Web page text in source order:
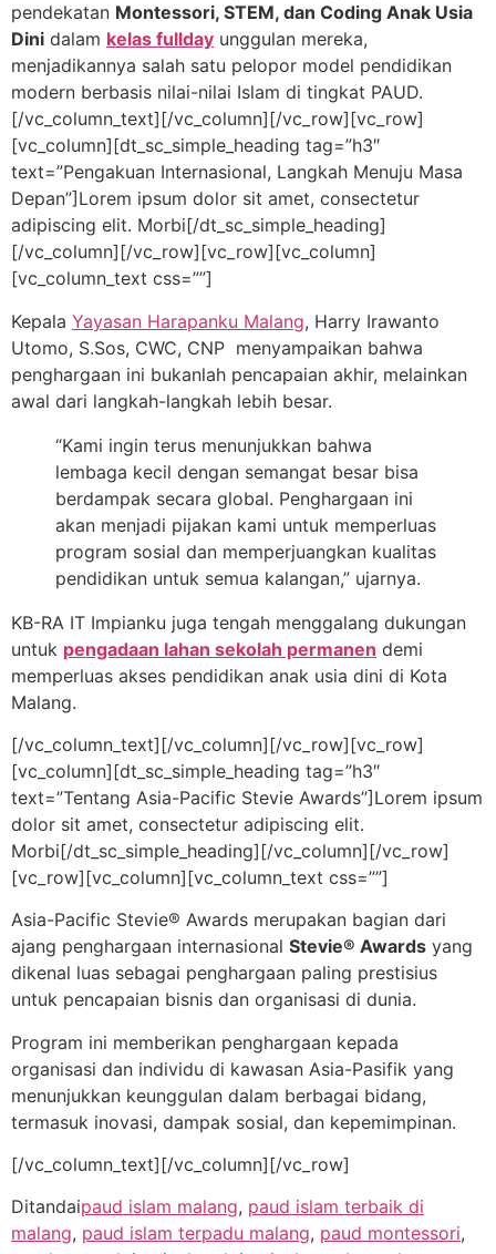
pendekatan Montessori, STEM, dan Coding Anak Usia
Dini dalam kelas fullday unggulan mereka,
menjadikannya salah satu pelopor model pendidikan
modern berbasis nilai-nilai Islam di tingkat PAUD.
[/vc_column_text][/vc_column][/vc_row][vc_row]
[vc_column][dt_sc_simple_heading tag=”h3″
text=”Pengakuan Internasional, Langkah Menuju Masa
Depan”]Lorem ipsum dolor sit amet, consectetur
adipiscing elit. Morbi[/dt_sc_simple_heading]
[/vc_column][/vc_row][vc_row][vc_column]
[vc_column_text css=””]
Kepala Yayasan Harapanku Malang, Harry Irawanto
Utomo, S.Sos, CWC, CNP menyampaikan bahwa
penghargaan ini bukanlah pencapaian akhir, melainkan
awal dari langkah-langkah lebih besar.
“Kami ingin terus menunjukkan bahwa
lembaga kecil dengan semangat besar bisa
berdampak secara global. Penghargaan ini
akan menjadi pijakan kami untuk memperluas
program sosial dan memperjuangkan kualitas
pendidikan untuk semua kalangan,” ujarnya.
KB-RA IT Impianku juga tengah menggalang dukungan
untuk pengadaan lahan sekolah permanen demi
memperluas akses pendidikan anak usia dini di Kota
Malang.
[/vc_column_text][/vc_column][/vc_row][vc_row]
[vc_column][dt_sc_simple_heading tag=”h3″
text=”Tentang Asia-Pacific Stevie Awards”]Lorem ipsum
dolor sit amet, consectetur adipiscing elit.
Morbi[/dt_sc_simple_heading][/vc_column][/vc_row]
[vc_row][vc_column][vc_column_text css=””]
Asia-Pacific Stevie® Awards merupakan bagian dari
ajang penghargaan internasional Stevie® Awards yang
dikenal luas sebagai penghargaan paling prestisius
untuk pencapaian bisnis dan organisasi di dunia.
Program ini memberikan penghargaan kepada
organisasi dan individu di kawasan Asia-Pasifik yang
menunjukkan keunggulan dalam berbagai bidang,
termasuk inovasi, dampak sosial, dan kepemimpinan.
[/vc_column_text][/vc_column][/vc_row]
Ditandaipaud islam malang, paud islam terbaik di
malang, paud islam terpadu malang, paud montessori,